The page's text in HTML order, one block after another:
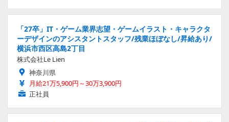
「27卒」IT・ゲーム業界志望・ゲームイラスト・キャラクタ
ーデザインのアシスタントスタッフ/残業ほぼなし/昇給あり/
横浜市西区高島2丁目
株式会社Le Lien
神奈川県
月給21万5,900円～30万3,900円
正社員